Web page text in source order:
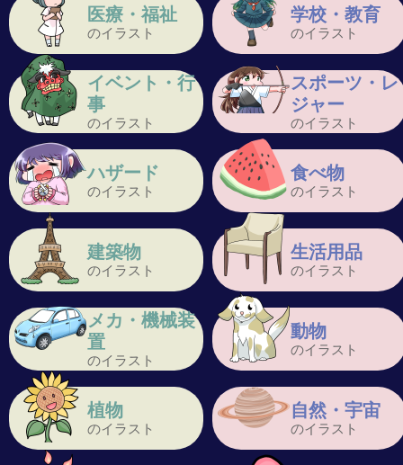
医療・福祉
のイラスト
学校・教育
のイラスト
イベント・行
事
のイラスト
スポーツ・レ
ジャー
のイラスト
ハザード
のイラスト
食べ物
のイラスト
建築物
のイラスト
生活用品
のイラスト
メカ・機械装
置
のイラスト
動物
のイラスト
植物
のイラスト
自然・宇宙
のイラスト